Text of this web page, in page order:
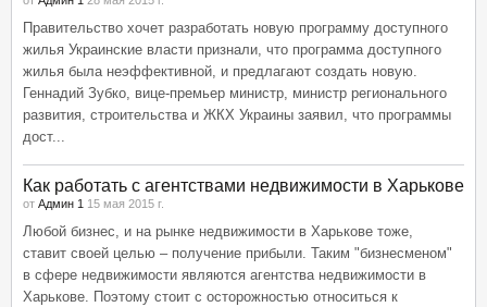
Правительство хочет разработать новую программу доступного
жилья Украинские власти признали, что программа доступного
жилья была неэффективной, и предлагают создать новую.
Геннадий Зубко, вице-премьер министр, министр регионального
развития, строительства и ЖКХ Украины заявил, что программы
дост...
Как работать с агентствами недвижимости в Харькове
от Админ 1 15 мая 2015 г.
Любой бизнес, и на рынке недвижимости в Харькове тоже,
ставит своей целью – получение прибыли. Таким "бизнесменом"
в сфере недвижимости являются агентства недвижимости в
Харькове. Поэтому стоит с осторожностью относиться к